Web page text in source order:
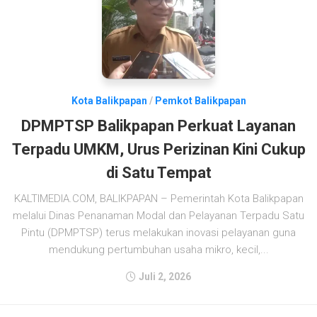
Kota Balikpapan / Pemkot Balikpapan
DPMPTSP Balikpapan Perkuat Layanan
Terpadu UMKM, Urus Perizinan Kini Cukup
di Satu Tempat
KALTIMEDIA.COM, BALIKPAPAN – Pemerintah Kota Balikpapan
melalui Dinas Penanaman Modal dan Pelayanan Terpadu Satu
Pintu (DPMPTSP) terus melakukan inovasi pelayanan guna
mendukung pertumbuhan usaha mikro, kecil,...
Juli 2, 2026